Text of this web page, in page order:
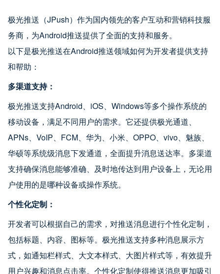
极光推送（JPush）作为国内领先的客户互动和营销科技服
务商，为Android推送提供了全面的支持和服务。
以下是极光推送在Android推送领域如何为开发者提供支持
和帮助：
多渠道支持：
极光推送支持Android、iOS、Windows等多个操作系统的
移动设备，满足不同用户的需求。它还提供极光通道、
APNs、VoIP、FCM、华为、小米、OPPO、vivo、魅族、
华硕等系统级消息下发通道，全面提升消息送达率。多渠道
支持确保消息能够准确、及时地传达到用户设备上，无论用
户使用的是哪种设备或操作系统。
个性化定制：
开发者可以根据自己的需求，对推送消息进行个性化定制，
包括标题、内容、图标等。极光推送支持多种消息展示方
式，如通知栏样式、大文本样式、大图片样式等，有效提升
用户兴趣和消息点击率。个性化定制使得推送消息更加吸引